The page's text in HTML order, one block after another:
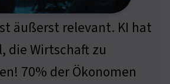
äußerst relevant. KI hat
die Wirtschaft zu
70% der Ökonomen